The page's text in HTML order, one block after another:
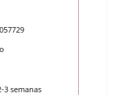
semanas